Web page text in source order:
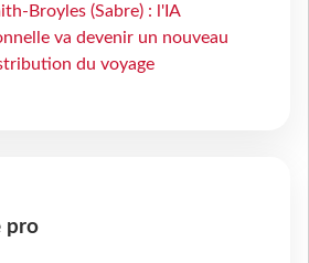
Broyles (Sabre) : l'IA
va devenir un nouveau
du voyage
pro